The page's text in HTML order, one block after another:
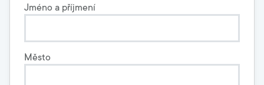
Jméno a příjmení
Město